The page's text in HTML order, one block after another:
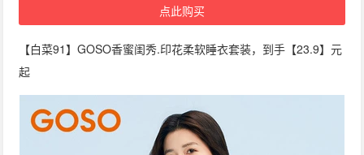
点此购买
【白菜91】GOSO香蜜闺秀.印花柔软睡衣套装，到手【23.9】元
起